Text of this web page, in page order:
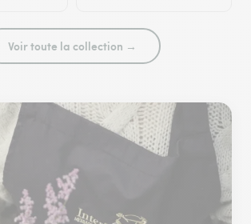
Voir toute la collection →